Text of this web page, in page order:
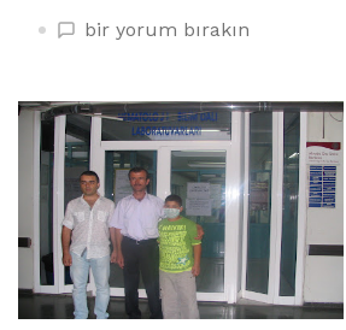
YAŞARKEN
MISINIZ?
üzerine
bir yorum bırakın